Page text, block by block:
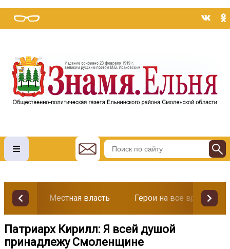
Местная власть Герои на все времена
Патриарх Кирилл: Я всей душой
принадлежу Смоленщине